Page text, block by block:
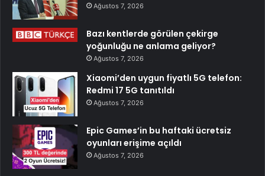
Ağustos 7, 2026
Bazı kentlerde görülen çekirge
yoğunluğu ne anlama geliyor?
Ağustos 7, 2026
Xiaomi’den uygun fiyatlı 5G telefon:
Redmi 17 5G tanıtıldı
Ağustos 7, 2026
Epic Games’in bu haftaki ücretsiz
oyunları erişime açıldı
Ağustos 7, 2026